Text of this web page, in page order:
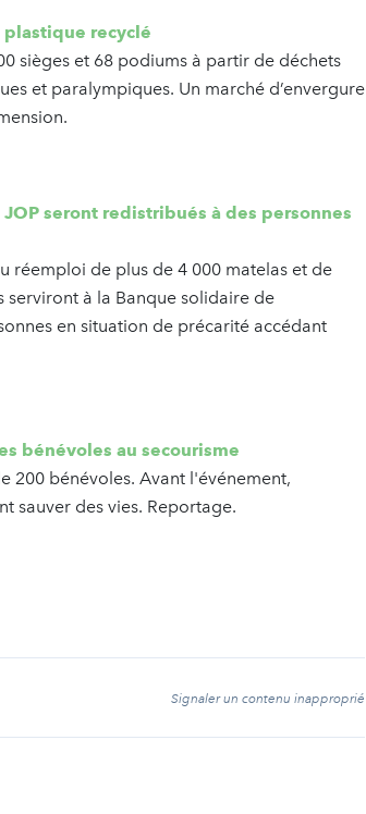
plastique recyclé
sièges et 68 podiums à partir de déchets
et paralympiques. Un marché d’envergure
seront redistribués à des personnes
réemploi de plus de 4 000 matelas et de
serviront à la Banque solidaire de
en situation de précarité accédant
bénévoles au secourisme
200 bénévoles. Avant l'événement,
sauver des vies. Reportage.
Signaler un contenu inapproprié